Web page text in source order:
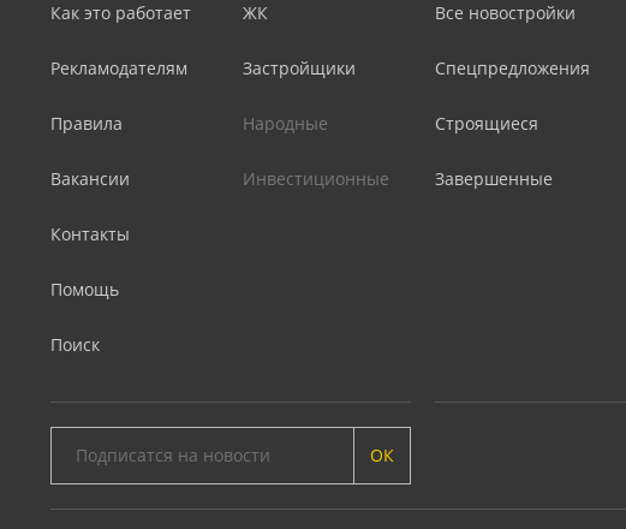
Как это работает
Рекламодателям
Правила
Вакансии
Контакты
Помощь
Поиск
ЖК
Застройщики
Народные
Инвестиционные
Все новостройки
Спецпредложения
Строящиеся
Завершенные
ОК